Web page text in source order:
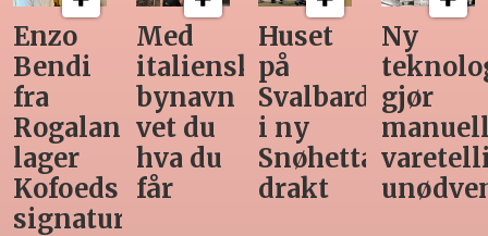
Enzo
Bendi
fra
Rogaland
lager
Kofoeds
signaturrett
Med
italiensk
bynavn
vet du
hva du
får
Huset
på
Svalbard
i ny
Snøhetta-
drakt
Ny
gjør